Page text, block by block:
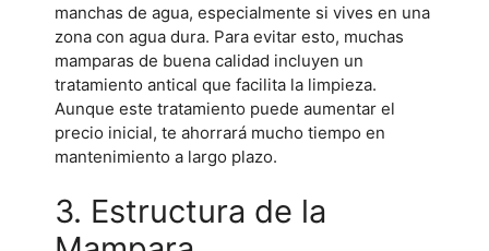
manchas de agua, especialmente si vives en una
zona con agua dura. Para evitar esto, muchas
mamparas de buena calidad incluyen un
tratamiento antical que facilita la limpieza.
Aunque este tratamiento puede aumentar el
precio inicial, te ahorrará mucho tiempo en
mantenimiento a largo plazo.
3. Estructura de la